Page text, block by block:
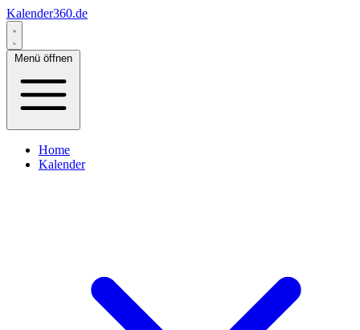
Kalender360.de
Menü öffnen
Home
Kalender